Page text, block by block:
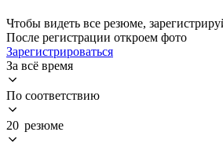
Чтобы видеть все резюме,
После регистрации откроем фото
Зарегистрироваться
За всё время
По соответствию
20 резюме